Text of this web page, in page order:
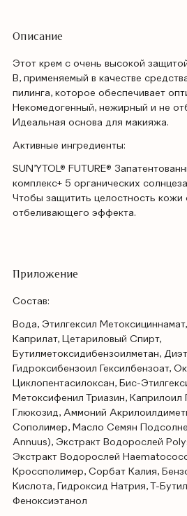
Описание
Этот крем с очень высокой
B, применяемый в качестве
пилинга, которое обеспечивает
Некомедогенный, нежирный и не
Идеальная основа для макияжа.
Активные ингредиенты:
SUN’YTOL® FUTURE®
комплекс+ 5 органических
Чтобы защитить целостность
отбеливающего эффекта.
Приложение
Состав:
Вода, Этилгексил
Каприлат, Цетариловый Спирт,
Бутилметоксидибензоилметан,
Гидроксибензоил Гексилбензоат,
Циклопентасилоксан, Бис-
Метоксифенил Триазин, Каприлоил
Глюкозид, Аммоний
Сополимер, Масло Семян
Annuus), Экстракт Водорослей
Экстракт Водорослей
Кроссполимер, Сорбат Калия,
Кислота, Гидроксид Натрия, Т-
Феноксиэтанол